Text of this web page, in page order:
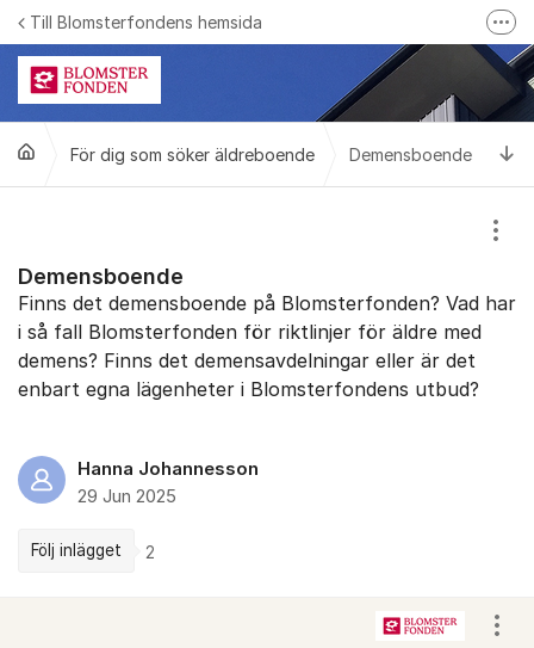
Hoppa till innehåll
Till Blomsterfondens hemsida
Blomsterfonden på Facebook
Ring till Blomsterfonden
Bli medlem i Blomsterfonden
För dig som söker äldreboende Demensboende
Demensboende
Finns det demensboende på Blomsterfonden? Vad har
i så fall Blomsterfonden för riktlinjer för äldre med
demens? Finns det demensavdelningar eller är det
enbart egna lägenheter i Blomsterfondens utbud?
Hanna Johannesson
29 Jun 2025
Följ inlägget 2